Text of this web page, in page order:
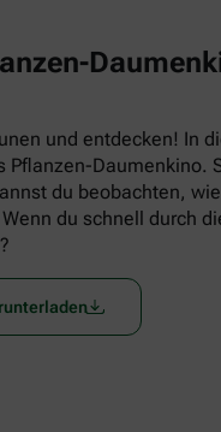
und entdecken! In
Pflanzen-Daumenkino.
du beobachten,
du schnell durch